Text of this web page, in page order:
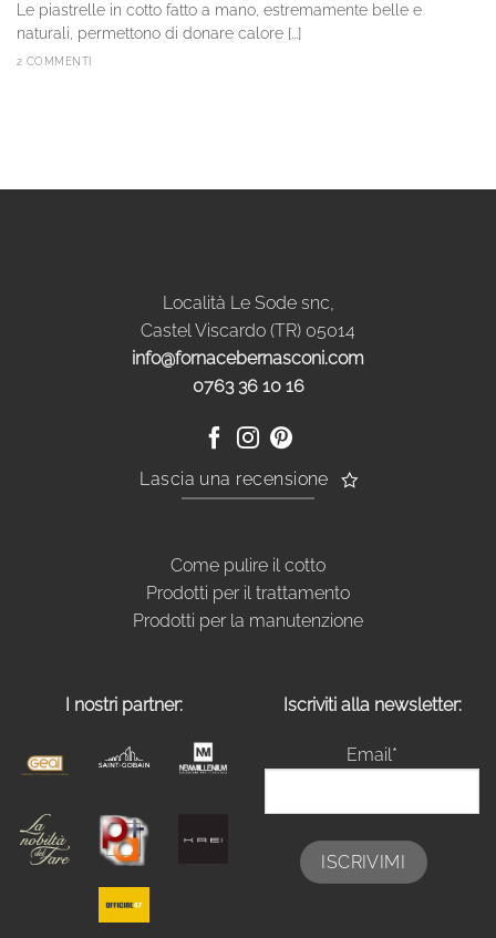
Le piastrelle in cotto fatto a mano, estremamente belle e
naturali, permettono di donare calore [...]
2 COMMENTI
Località Le Sode snc,
Castel Viscardo (TR) 05014
info@fornacebernasconi.com
0763 36 10 16
Lascia una recensione
Come pulire il cotto
Prodotti per il trattamento
Prodotti per la manutenzione
I nostri partner: Iscriviti alla newsletter:
Email*